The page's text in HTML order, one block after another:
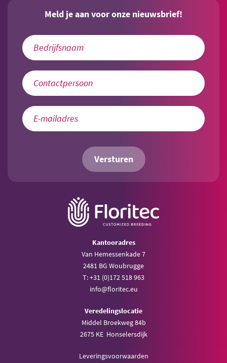
Meld je aan voor onze nieuwsbrief!
Versturen
Kantooradres
Van Hemessenkade 7
2481 BG Woubrugge
T: +31 (0)172 518 963
info@floritec.eu
Veredelingslocatie
Middel Broekweg 84b
2675 KE Honselersdijk
Leveringsvoorwaarden